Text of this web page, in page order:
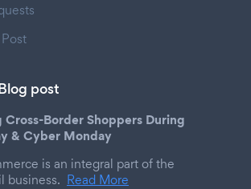
post
Border Shoppers During
& Cyber Monday
is an integral part of the
business. Read More